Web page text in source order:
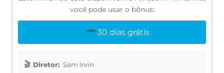
você pode usar o bônus:
30 dias grátis
Diretor: Sam Irvin